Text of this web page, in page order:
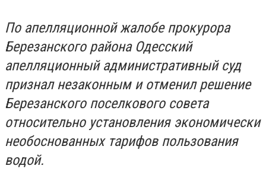
По апелляционной жалобе прокурора
Березанского района Одесский
апелляционный административный суд
признал незаконным и отменил решение
Березанского поселкового совета
относительно установления экономически
необоснованных тарифов пользования
водой.